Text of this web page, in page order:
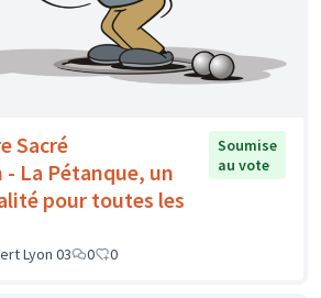
Sacré
- La Pétanque, un
pour toutes les
Soumise
au vote
Lyon 03 0 0